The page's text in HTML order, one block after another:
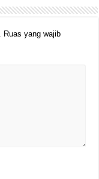
Ruas yang wajib